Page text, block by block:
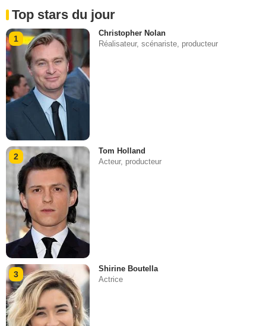
Top stars du jour
1
Christopher Nolan
Réalisateur, scénariste, producteur
2
Tom Holland
Acteur, producteur
3
Shirine Boutella
Actrice